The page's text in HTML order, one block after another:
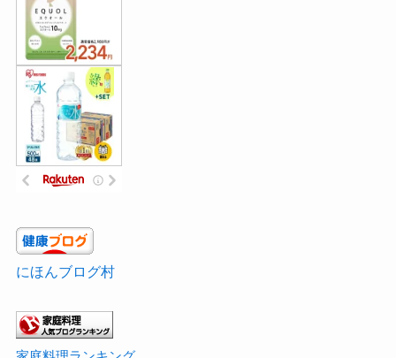
にほんブログ村